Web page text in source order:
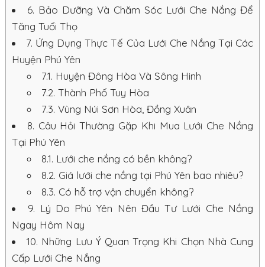
6. Bảo Dưỡng Và Chăm Sóc Lưới Che Nắng Để
Tăng Tuổi Thọ
7. Ứng Dụng Thực Tế Của Lưới Che Nắng Tại Các
Huyện Phú Yên
7.1. Huyện Đông Hòa Và Sông Hinh
7.2. Thành Phố Tuy Hòa
7.3. Vùng Núi Sơn Hòa, Đồng Xuân
8. Câu Hỏi Thường Gặp Khi Mua Lưới Che Nắng
Tại Phú Yên
8.1. Lưới che nắng có bền không?
8.2. Giá lưới che nắng tại Phú Yên bao nhiêu?
8.3. Có hỗ trợ vận chuyển không?
9. Lý Do Phú Yên Nên Đầu Tư Lưới Che Nắng
Ngay Hôm Nay
10. Những Lưu Ý Quan Trọng Khi Chọn Nhà Cung
Cấp Lưới Che Nắng